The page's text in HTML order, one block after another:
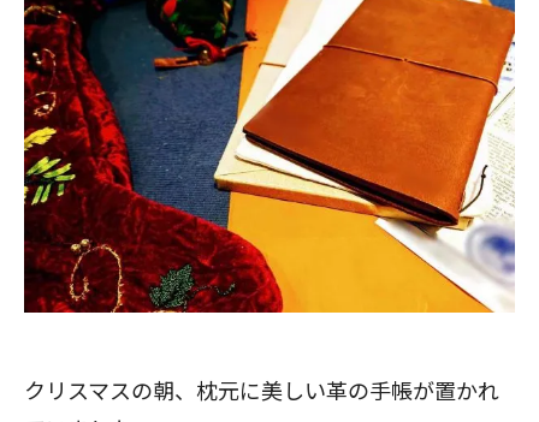
クリスマスの朝、枕元に美しい革の手帳が置かれ